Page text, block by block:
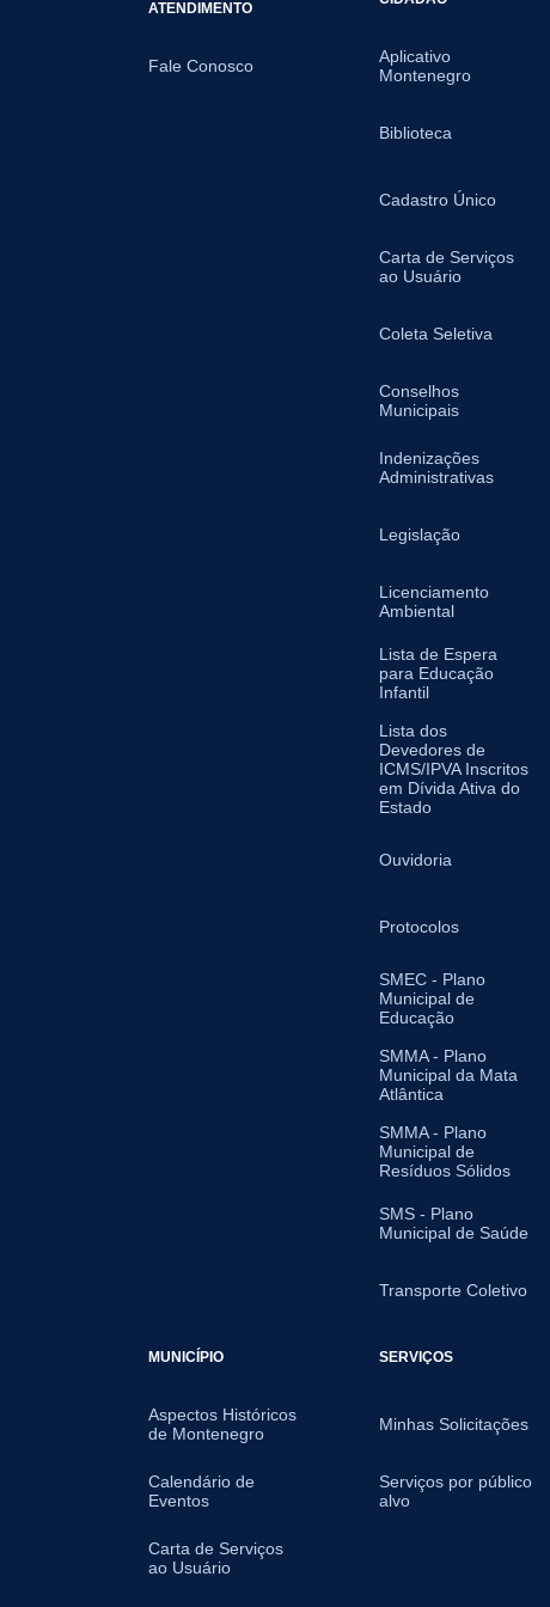
ATENDIMENTO
Fale Conosco
Aplicativo
Montenegro
Biblioteca
Cadastro Único
Carta de Serviços
ao Usuário
Coleta Seletiva
Conselhos
Municipais
Indenizações
Administrativas
Legislação
Licenciamento
Ambiental
Lista de Espera
para Educação
Infantil
Lista dos
Devedores de
ICMS/IPVA Inscritos
em Dívida Ativa do
Estado
Ouvidoria
Protocolos
SMEC - Plano
Municipal de
Educação
SMMA - Plano
Municipal da Mata
Atlântica
SMMA - Plano
Municipal de
Resíduos Sólidos
SMS - Plano
Municipal de Saúde
Transporte Coletivo
MUNICÍPIO
Aspectos Históricos
de Montenegro
Calendário de
Eventos
Carta de Serviços
ao Usuário
SERVIÇOS
Minhas Solicitações
Serviços por público
alvo